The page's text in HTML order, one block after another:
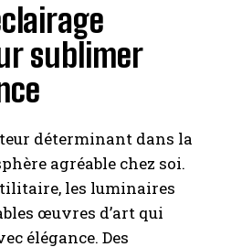
sublimer
déterminant dans la
agréable chez soi.
les luminaires
œuvres d’art qui
élégance. Des